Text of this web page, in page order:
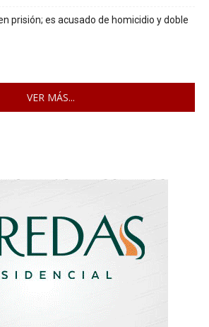
prisión; es acusado de homicidio y doble
VER MÁS...